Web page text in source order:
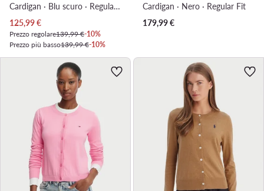
Cardigan · Blu scuro · Regular Fit
Prezzo attuale
125,99€
Prezzo regolare139,99 €-10%
Prezzo più basso139,99 €-10%
Cardigan · Nero · Regular Fit
179,99€